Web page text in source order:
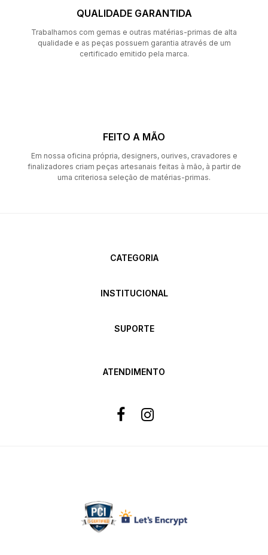
QUALIDADE GARANTIDA
Trabalhamos com gemas e outras matérias-primas de alta
qualidade e as peças possuem garantia através de um
certificado emitido pela marca.
FEITO A MÃO
Em nossa oficina própria, designers, ourives, cravadores e
finalizadores criam peças artesanais feitas à mão, à partir de
uma criteriosa seleção de matérias-primas.
CATEGORIA
INSTITUCIONAL
SUPORTE
ATENDIMENTO